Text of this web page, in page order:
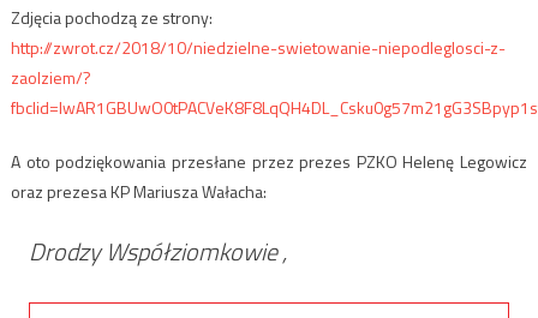
Zdjęcia pochodzą ze strony:
http://zwrot.cz/2018/10/niedzielne-swietowanie-niepodleglosci-z-
zaolziem/?
A oto podziękowania przesłane przez prezes PZKO Helenę Legowicz
oraz prezesa KP Mariusza Wałacha:
Drodzy Współziomkowie ,